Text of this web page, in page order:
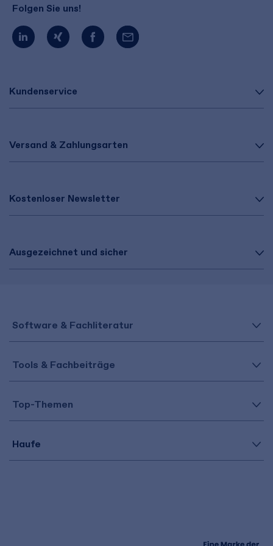
Kundenservice
Versand & Zahlungsarten
Kostenloser Newsletter
Ausgezeichnet und sicher
Folgen Sie uns!
Software & Fachliteratur
Tools & Fachbeiträge
Top-Themen
Haufe